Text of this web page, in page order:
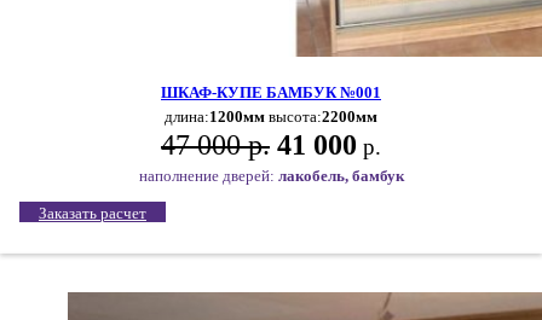
ШКАФ-КУПЕ БАМБУК №001
длина:1200мм высота:2200мм
47 000 р. 41 000 р.
наполнение дверей: лакобель, бамбук
Заказать расчет